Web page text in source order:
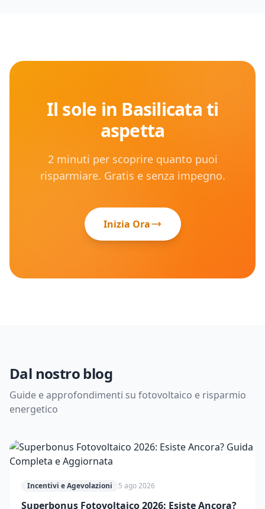
Il sole in Basilicatati
aspetta
2 minuti per scoprire quanto puoi
risparmiare. Gratis e senza impegno.
Inizia Ora
Dal nostro blog
Guide e approfondimenti su fotovoltaico e risparmio
energetico
Incentivi e Agevolazioni 5 ago 2026
Superbonus Fotovoltaico 2026: Esiste Ancora?